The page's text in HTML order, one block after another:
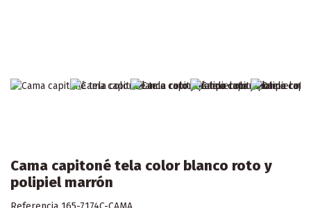
Cama capitoné tela color blanco roto y
polipiel marrón